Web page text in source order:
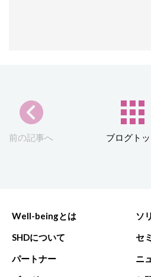
前の記事へ ブログト
Well-beingとは
ソ
SHDについて
セ
パートナー
ニ